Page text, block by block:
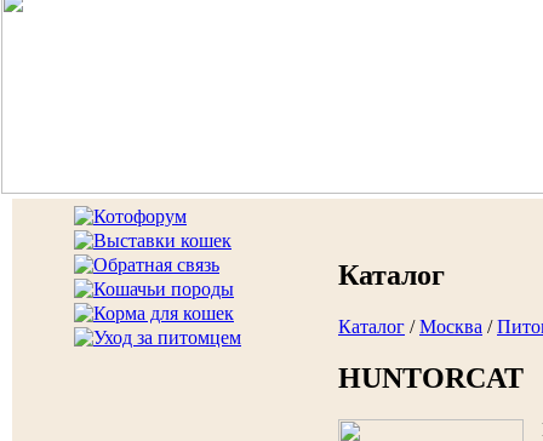
Каталог
Каталог /Москва /
HUNTORCAT